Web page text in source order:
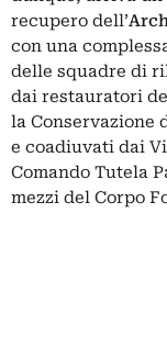
recupero dell’
con una
delle squadre di
dai restauratori
la Conservazione
e coadiuvati dai
Comando Tutela
mezzi del Corpo